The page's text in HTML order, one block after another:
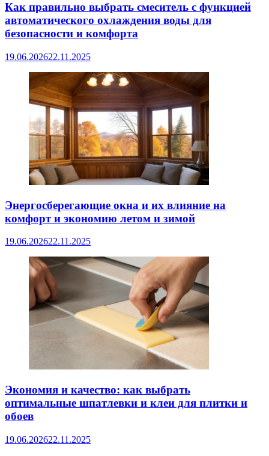
Как правильно выбрать смеситель с функцией
автоматического охлаждения воды для
безопасности и комфорта
19.06.202622.11.2025
Энергосберегающие окна и их влияние на
комфорт и экономию летом и зимой
19.06.202622.11.2025
Экономия и качество: как выбрать
оптимальные шпатлевки и клеи для плитки и
обоев
19.06.202622.11.2025